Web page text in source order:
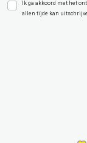
Ik ga akkoord met het
allen tijde kan